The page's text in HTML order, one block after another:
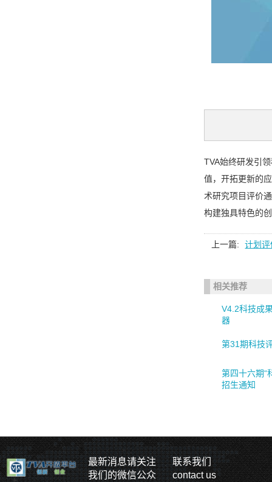
TVA始终研发引
值，开拓更新的
术研究项目评价
构建独具特色的
上一篇: 计划
相关推荐
V4.2科技成
器
第31期科技
第四十六期“
招生通知
最新消息请关注
我们的微信公众
联系我们
contact us